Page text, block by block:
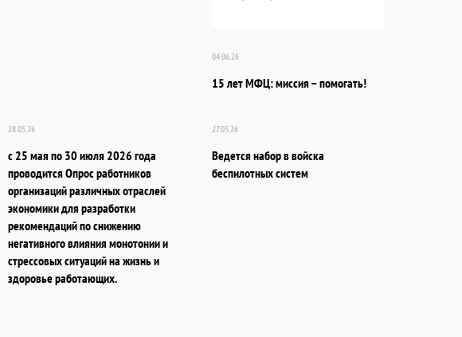
04.06.26
15 лет МФЦ: миссия – помогать!
28.05.26
с 25 мая по 30 июля 2026 года
проводится Опрос работников
организаций различных отраслей
экономики для разработки
рекомендаций по снижению
негативного влияния монотонии и
стрессовых ситуаций на жизнь и
здоровье работающих.
27.05.26
Ведется набор в войска
беспилотных систем